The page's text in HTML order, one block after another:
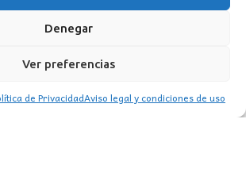
Denegar
Ver preferencias
de PrivacidadAviso legal y condiciones de uso